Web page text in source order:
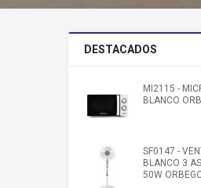
DESTACADOS
MI2115 -
BLANCO
SF0147 -
BLANCO 3
50W